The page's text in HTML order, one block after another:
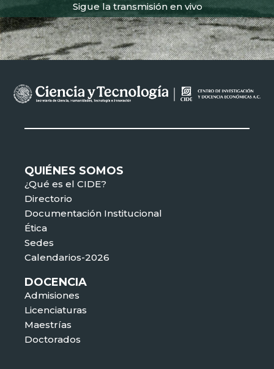
Sigue la transmisión en vivo
QUIÉNES SOMOS
¿Qué es el CIDE?
Directorio
Documentación Institucional
Ética
Sedes
Calendarios-2026
DOCENCIA
Admisiones
Licenciaturas
Maestrías
Doctorados